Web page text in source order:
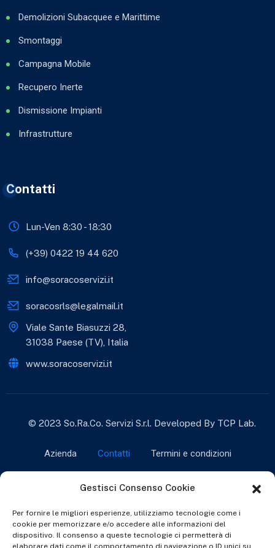
Gestisci Consenso Cookie
Per fornire le migliori esperienze, utilizziamo tecnologie come i
cookie per memorizzare e/o accedere alle informazioni del
dispositivo. Il consenso a queste tecnologie ci permetterà di
elaborare dati come il comportamento di navigazione o ID unici su
Demolizioni Subacquee e Marittime
Smontaggi
Campagna Mobile
Recupero Inerte
Dismissione Impianti
Infrastrutture
Contatti
Lun-Ven 8:30 - 18:30
(+39) 0422 19 44 620
info@soracoservizi.it
soracosrls@legalmail.it
Viale Sante Biasuzzi 28,
31038 Paese (TV), Italia
www.soracoservizi.it
© 2023 So.Ra.Co. Servizi S.r.l. Developed By TCP Lab.
Azienda Contatti Termini e condizioni